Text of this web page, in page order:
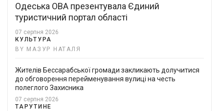
Одеська ОВА презентувала Єдиний
туристичний портал області
07 серпня 2026
КУЛЬТУРА
BY МАЗУР НАТАЛЯ
Жителів Бессарабської громади закликають долучитися
до обговорення перейменування вулиці на честь
полеглого Захисника
07 серпня 2026
ТАРУТИНЕ